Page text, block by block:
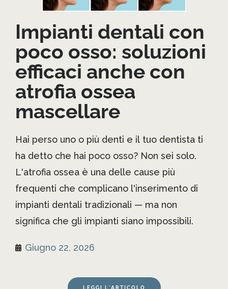
Impianti dentali con
poco osso: soluzioni
efficaci anche con
atrofia ossea
mascellare
Hai perso uno o più denti e il tuo dentista ti
ha detto che hai poco osso? Non sei solo.
L'atrofia ossea è una delle cause più
frequenti che complicano l'inserimento di
impianti dentali tradizionali — ma non
significa che gli impianti siano impossibili.
Giugno 22, 2026
LEGGI L'ARTICOLO